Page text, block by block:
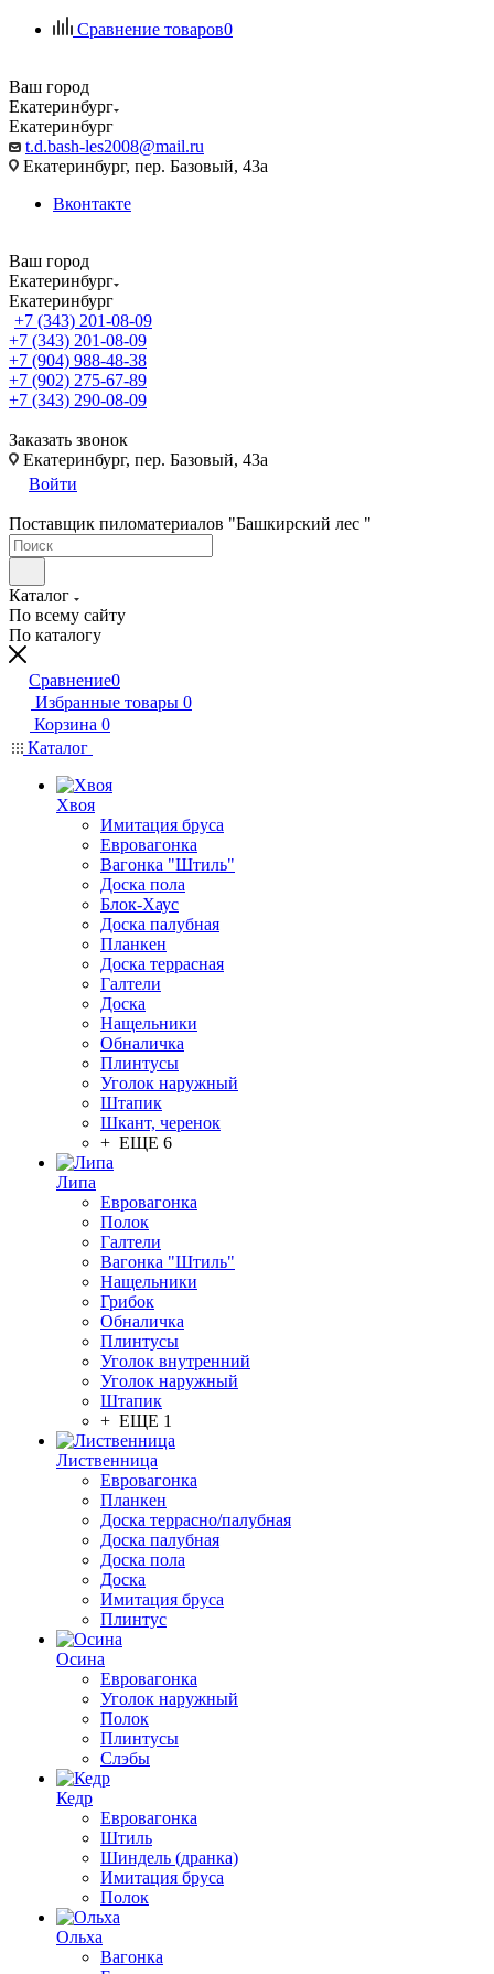
Сравнение товаров0
Ваш город
Екатеринбург
Екатеринбург
t.d.bash-les2008@mail.ru
Екатеринбург, пер. Базовый, 43а
Вконтакте
Ваш город
Екатеринбург
Екатеринбург
+7 (343) 201-08-09
+7 (343) 201-08-09
+7 (904) 988-48-38
+7 (902) 275-67-89
+7 (343) 290-08-09
Заказать звонок
Екатеринбург, пер. Базовый, 43а
Войти
Поставщик пиломатериалов "Башкирский лес "
Каталог
По всему сайту
По каталогу
Сравнение0
Избранные товары 0
Корзина 0
Каталог
Хвоя
Имитация бруса
Евровагонка
Вагонка "Штиль"
Доска пола
Блок-Хаус
Доска палубная
Планкен
Доска террасная
Галтели
Доска
Нащельники
Обналичка
Плинтусы
Уголок наружный
Штапик
Шкант, черенок
+ ЕЩЕ 6
Липа
Евровагонка
Полок
Галтели
Вагонка "Штиль"
Нащельники
Грибок
Обналичка
Плинтусы
Уголок внутренний
Уголок наружный
Штапик
+ ЕЩЕ 1
Лиственница
Евровагонка
Планкен
Доска террасно/палубная
Доска палубная
Доска пола
Доска
Имитация бруса
Плинтус
Осина
Евровагонка
Уголок наружный
Полок
Плинтусы
Слэбы
Кедр
Евровагонка
Штиль
Шиндель (дранка)
Имитация бруса
Полок
Ольха
Вагонка